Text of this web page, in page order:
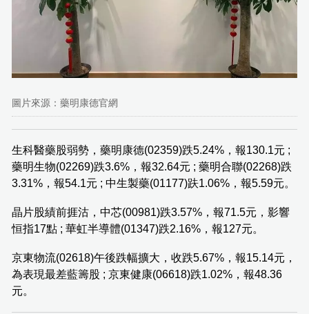
圖片來源：藥明康德官網
生科醫藥股弱勢，藥明康德(02359)跌5.24%，報130.1元 ;
藥明生物(02269)跌3.6%，報32.64元 ; 藥明合聯(02268)跌
3.31%，報54.1元 ; 中生製藥(01177)趺1.06%，報5.59元。
晶片股績前捱沽，中芯(00981)跌3.57%，報71.5元，影響
恒指17點 ; 華虹半導體(01347)跌2.16%，報127元。
京東物流(02618)午後跌幅擴大，收跌5.67%，報15.14元，
為表現最差藍籌股 ; 京東健康(06618)跌1.02%，報48.36
元。